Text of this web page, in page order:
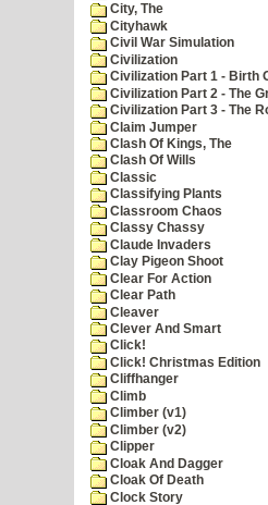
City, The
Cityhawk
Civil War Simulation
Civilization
Civilization Part 1 - Birth
Civilization Part 2 - The
Civilization Part 3 - The
Claim Jumper
Clash Of Kings, The
Clash Of Wills
Classic
Classifying Plants
Classroom Chaos
Classy Chassy
Claude Invaders
Clay Pigeon Shoot
Clear For Action
Clear Path
Cleaver
Clever And Smart
Click!
Click! Christmas Edition
Cliffhanger
Climb
Climber (v1)
Climber (v2)
Clipper
Cloak And Dagger
Cloak Of Death
Clock Story